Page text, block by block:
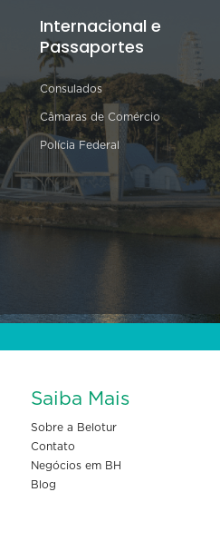
Internacional e
Passaportes
Consulados
Câmaras de Comércio
Polícia Federal
Saiba Mais
Sobre a Belotur
Contato
Negócios em BH
Blog